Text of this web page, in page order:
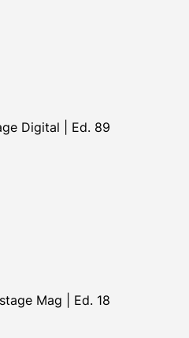
Digital | Ed. 89
Mag | Ed. 18